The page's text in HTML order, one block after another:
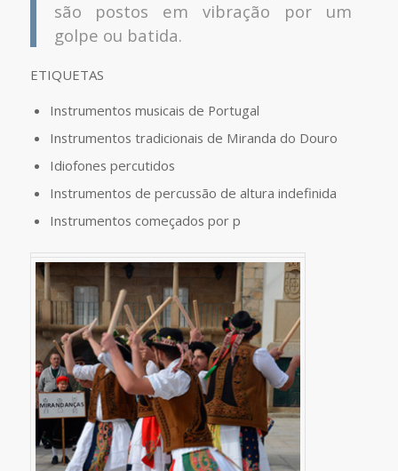
são postos em vibração por um
golpe ou batida.
ETIQUETAS
Instrumentos musicais de Portugal
Instrumentos tradicionais de Miranda do Douro
Idiofones percutidos
Instrumentos de percussão de altura indefinida
Instrumentos começados por p